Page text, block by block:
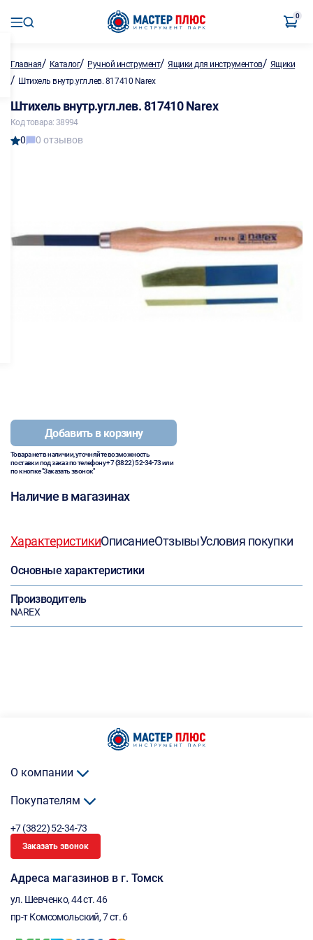
0
Главная/ Каталог/ Ручной инструмент/Ящики для инструментов/ Ящики
/ Штихель внутр.угл.лев. 817410 Narex
Штихель внутр.угл.лев. 817410 Narex
Код товара: 38994
0 0 отзывов
Добавить в корзину
Товара нет в наличии, уточняйте возможность
поставки под заказ по телефону+7 (3822) 52-34-73или
по кнопке "Заказать звонок"
Наличие в магазинах
ХарактеристикиОписаниеОтзывыУсловия покупки
Основные характеристики
Производитель
NAREX
О компании
Покупателям
+7 (3822) 52-34-73
Заказать звонок
Адреса магазинов в г. Томск
ул. Шевченко, 44 ст. 46
пр-т Комсомольский, 7 ст. 6